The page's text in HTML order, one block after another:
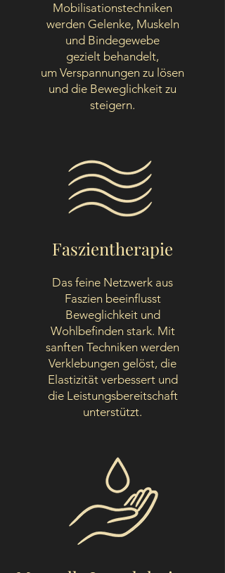
Mobilisationstechniken
werden Gelenke, Muskeln
und Bindegewebe
gezielt behandelt,
um Verspannungen zu lösen
und die Beweglichkeit zu
steigern.
Faszientherapie
Das feine Netzwerk aus
Faszien beeinflusst
Beweglichkeit und
Wohlbefinden stark. Mit
sanften Techniken werden
Verklebungen gelöst, die
Elastizität verbessert und
die Leistungsbereitschaft
unterstützt.